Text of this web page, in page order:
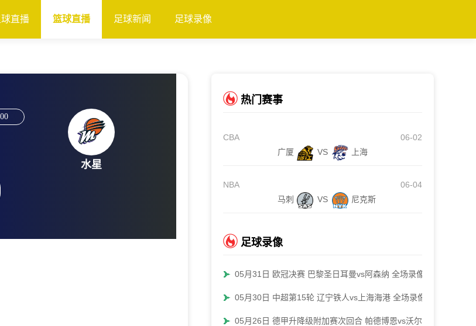
球直播 篮球直播 足球新闻 足球录像
水星
热门赛事
CBA
06-02
广厦
VS 上海
NBA
06-04
马刺
VS 尼克斯
足球录像
05月31日 欧冠决赛 巴黎圣日耳曼vs阿森纳 全场录像
05月30日 中超第15轮 辽宁铁人vs上海海港 全场录像
05月26日 德甲升降级附加赛次回合 帕德博恩vs沃尔夫